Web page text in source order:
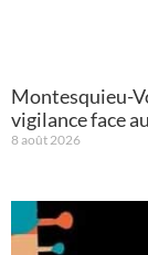
Montesquieu-
vigilance face
8 août 2026